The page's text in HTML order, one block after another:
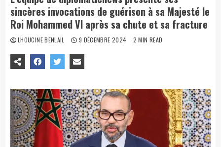
sincères invocations de guérison à sa Majesté le
Roi Mohammed VI après sa chute et sa fracture
LHOUCINE BENLAIL 9 DÉCEMBRE 2024 2 MIN READ